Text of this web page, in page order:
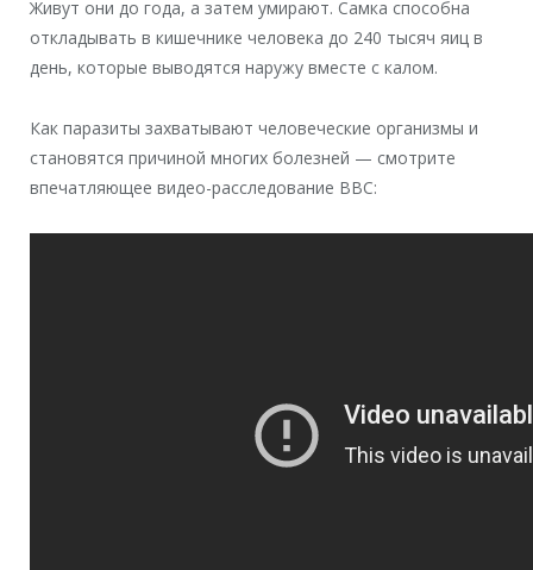
Живут они до года, а затем умирают. Самка способна
откладывать в кишечнике человека до 240 тысяч яиц в
день, которые выводятся наружу вместе с калом.
Как паразиты захватывают человеческие организмы и
становятся причиной многих болезней — смотрите
впечатляющее видео-расследование BBC: